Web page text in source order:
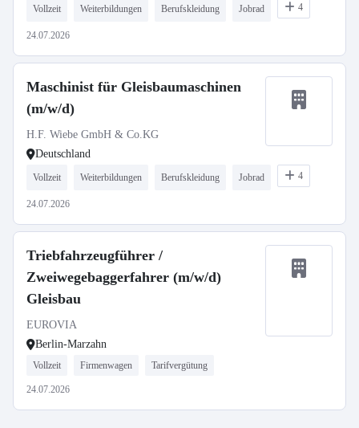
Vollzeit Weiterbildungen Berufskleidung Jobrad 4
24.07.2026
Maschinist für Gleisbaumaschinen
(m/w/d)
H.F. Wiebe GmbH & Co.KG
Deutschland
Vollzeit Weiterbildungen Berufskleidung Jobrad 4
24.07.2026
Triebfahrzeugführer /
Zweiwegebaggerfahrer (m/w/d)
Gleisbau
EUROVIA
Berlin-Marzahn
Vollzeit Firmenwagen Tarifvergütung
24.07.2026